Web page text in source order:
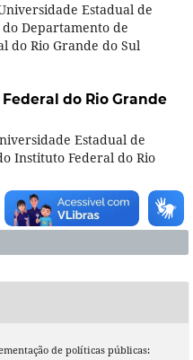
Estadual de
Departamento de
do Rio Grande do Sul
do Rio Grande
Estadual de
Instituto Federal do Rio
de políticas públicas: